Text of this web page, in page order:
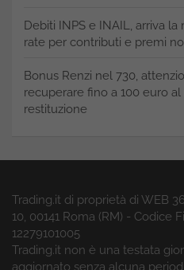
Debiti INPS e INAIL, arriva
rate per contributi e premi
Bonus Renzi nel 730,
recuperare fino a 100 euro
restituzione
Trading.it di proprietà di WEB
10, 00141 Roma (RM) - Codice
12279101005
Trading.it non è una testata
aggiornato senza alcuna